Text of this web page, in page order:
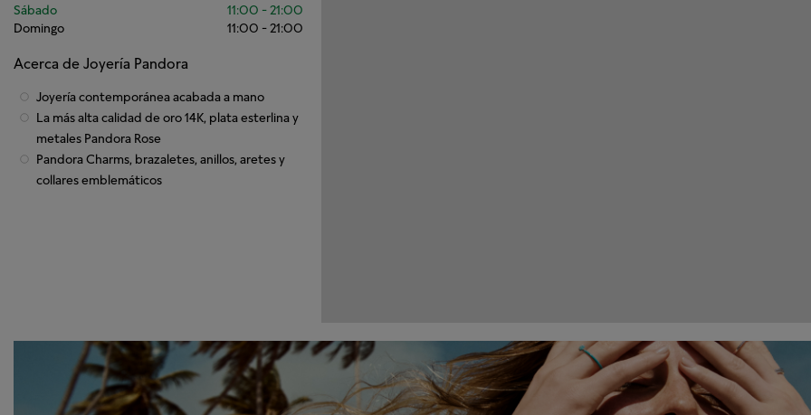
Sábado
11:00 -21:00
Domingo
11:00 -21:00
Acerca de Joyería Pandora
Joyería contemporánea acabada a mano
La más alta calidad de oro 14K, plata esterlina y
metales Pandora Rose
Pandora Charms, brazaletes, anillos, aretes y
collares emblemáticos